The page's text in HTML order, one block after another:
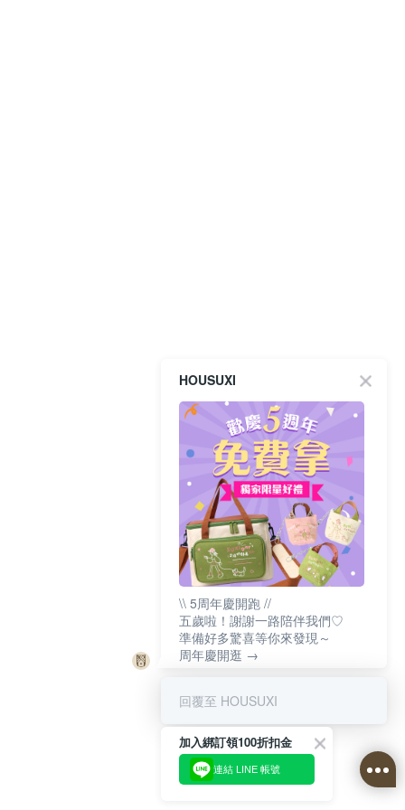
HOUSUXI
\\ 5周年慶開跑 //
五歲啦！謝謝一路陪伴我們♡
準備好多驚喜等你來發現～
周年慶開逛 →
回覆至 HOUSUXI
加入綁訂領100折扣金
連結 LINE 帳號